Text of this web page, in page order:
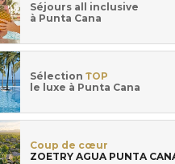
Séjours all inclusive
à Punta Cana
Sélection TOP
le luxe à Punta Cana
Coup de cœur
ZOETRY AGUA PUNTA